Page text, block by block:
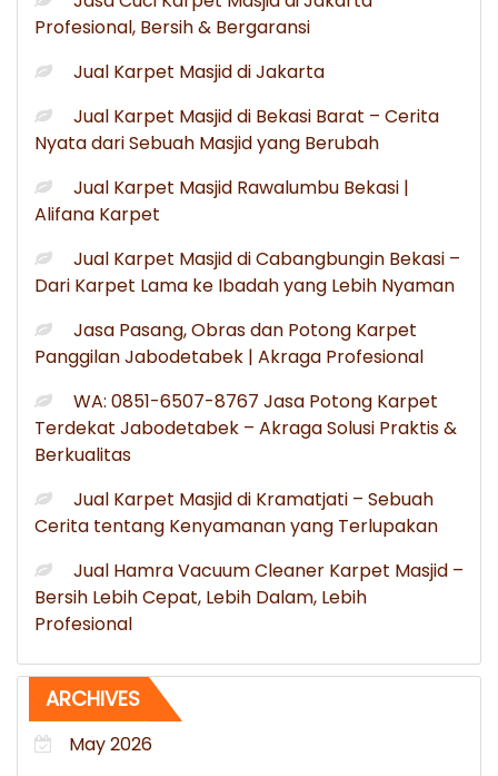
Profesional, Bersih & Bergaransi
Jual Karpet Masjid di Jakarta
Jual Karpet Masjid di Bekasi Barat – Cerita
Nyata dari Sebuah Masjid yang Berubah
Jual Karpet Masjid Rawalumbu Bekasi |
Alifana Karpet
Jual Karpet Masjid di Cabangbungin Bekasi –
Dari Karpet Lama ke Ibadah yang Lebih Nyaman
Jasa Pasang, Obras dan Potong Karpet
Panggilan Jabodetabek | Akraga Profesional
WA: 0851-6507-8767 Jasa Potong Karpet
Terdekat Jabodetabek – Akraga Solusi Praktis &
Berkualitas
Jual Karpet Masjid di Kramatjati – Sebuah
Cerita tentang Kenyamanan yang Terlupakan
Jual Hamra Vacuum Cleaner Karpet Masjid –
Bersih Lebih Cepat, Lebih Dalam, Lebih
Profesional
ARCHIVES
May 2026